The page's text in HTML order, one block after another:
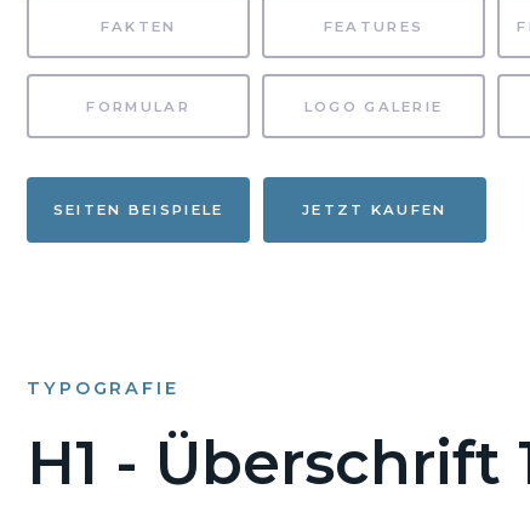
FAKTEN FEATURES
FORMULAR LOGO GALERIE
SEITEN BEISPIELE JETZT KAUFEN
TYPOGRAFIE
H1 - Überschrift